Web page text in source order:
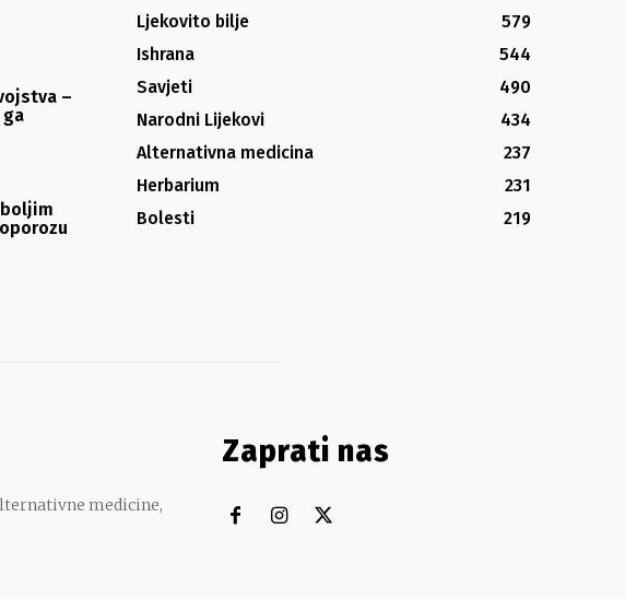
–
Ljekovito bilje
579
Ishrana
544
Savjeti
490
Narodni Lijekovi
434
Alternativna medicina
237
Herbarium
231
Bolesti
219
medicine,
Zaprati nas